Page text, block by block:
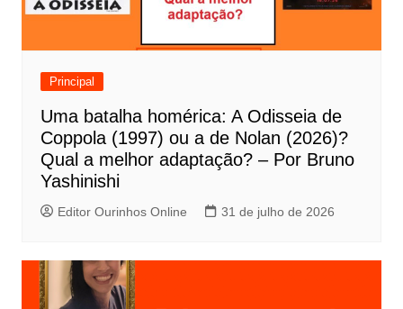
o
d
Principal
Uma batalha homérica: A Odisseia de
Coppola (1997) ou a de Nolan (2026)?
Qual a melhor adaptação? – Por Bruno
Yashinishi
Editor Ourinhos Online 31 de julho de 2026